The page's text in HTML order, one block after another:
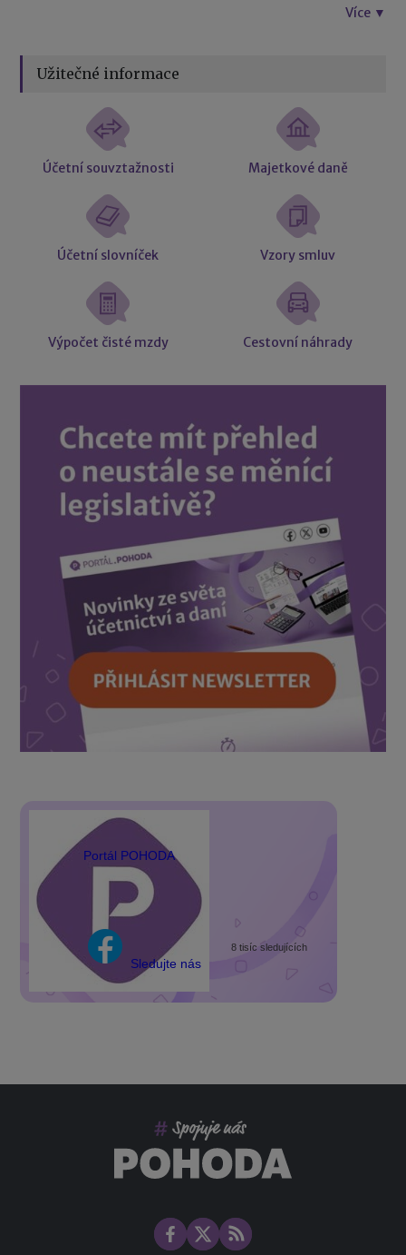
Více ▼
Užitečné informace
Účetní souvztažnosti Majetkové daně
Účetní slovníček Vzory smluv
Výpočet čisté mzdy Cestovní náhrady
Portál POHODA
Sledujte nás
8 tisíc sledujících